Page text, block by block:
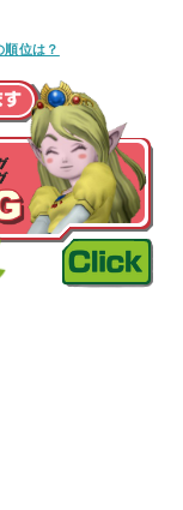
位は？